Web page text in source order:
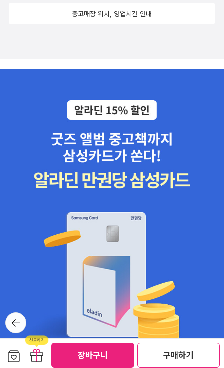
선물하기
장바구니 구매하기
뒤로가
기
중고매장 위치, 영업시간 안내